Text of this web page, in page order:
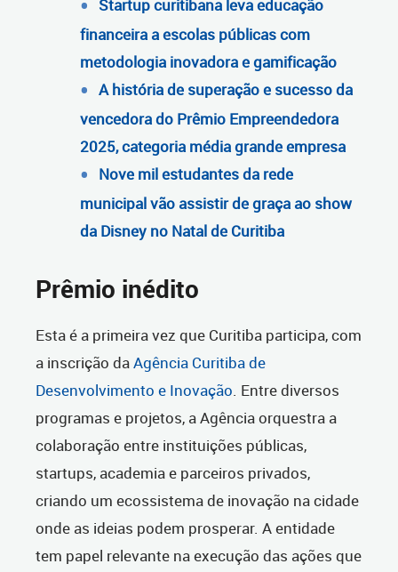
Startup curitibana leva educação
financeira a escolas públicas com
metodologia inovadora e gamificação
A história de superação e sucesso da
vencedora do Prêmio Empreendedora
2025, categoria média grande empresa
Nove mil estudantes da rede
municipal vão assistir de graça ao show
da Disney no Natal de Curitiba
Prêmio inédito
Esta é a primeira vez que Curitiba participa, com
a inscrição daAgência Curitiba de
Desenvolvimento e Inovação. Entre diversos
programas e projetos, a Agência orquestra a
colaboração entre instituições públicas,
startups, academia e parceiros privados,
criando um ecossistema de inovação na cidade
onde as ideias podem prosperar. A entidade
tem papel relevante na execução das ações que